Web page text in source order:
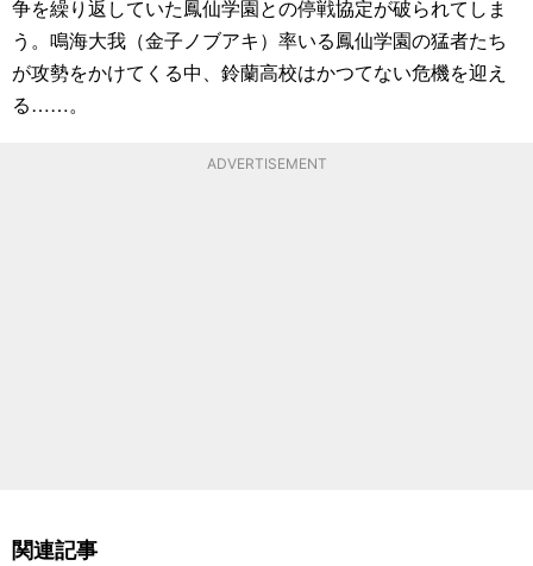
争を繰り返していた鳳仙学園との停戦協定が破られてしま
う。鳴海大我（金子ノブアキ）率いる鳳仙学園の猛者たち
が攻勢をかけてくる中、鈴蘭高校はかつてない危機を迎え
る……。
ADVERTISEMENT
関連記事